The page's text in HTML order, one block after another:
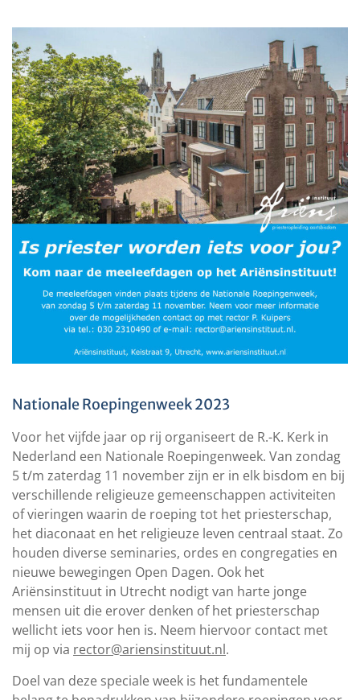
Nationale Roepingenweek 2023
Voor het vijfde jaar op rij organiseert de R.-K. Kerk in
Nederland een Nationale Roepingenweek. Van zondag
5 t/m zaterdag 11 november zijn er in elk bisdom en bij
verschillende religieuze gemeenschappen activiteiten
of vieringen waarin de roeping tot het priesterschap,
het diaconaat en het religieuze leven centraal staat. Zo
houden diverse seminaries, ordes en congregaties en
nieuwe bewegingen Open Dagen. Ook het
Ariënsinstituut in Utrecht nodigt van harte jonge
mensen uit die erover denken of het priesterschap
wellicht iets voor hen is. Neem hiervoor contact met
mij op via rector@ariensinstituut.nl.
Doel van deze speciale week is het fundamentele